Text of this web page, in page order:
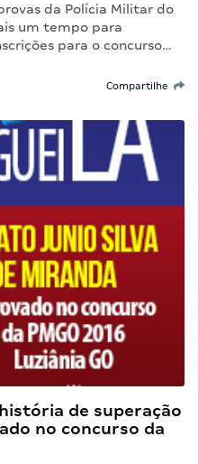
da Polícia Militar do
um tempo para
para o concurso…
Compartilhe
de superação
no concurso da